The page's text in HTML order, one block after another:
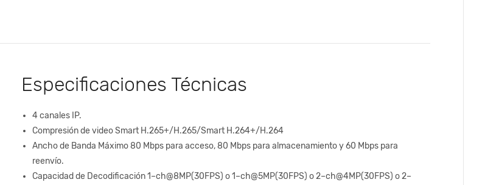
Especificaciones Técnicas
4 canales IP.
Compresión de video Smart H.265+/H.265/Smart H.264+/H.264
Ancho de Banda Máximo 80 Mbps para acceso, 80 Mbps para almacenamiento y 60 Mbps para
reenvío.
Capacidad de Decodificación 1–ch@8MP(30FPS) o 1–ch@5MP(30FPS) o 2–ch@4MP(30FPS) o 2–